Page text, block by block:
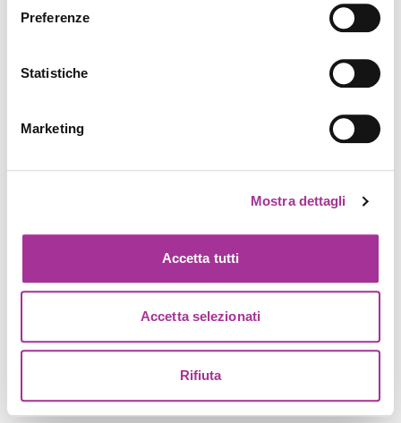
Preferenze
Statistiche
Marketing
Mostra dettagli
Accetta tutti
Accetta selezionati
Rifiuta